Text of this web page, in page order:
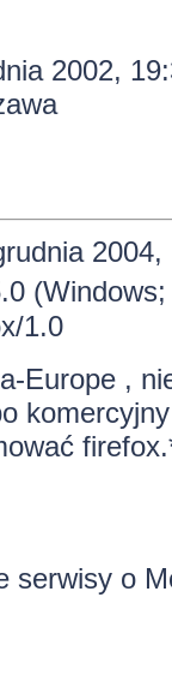
2002,
2004,
1.0
Europe ,
serwisy o